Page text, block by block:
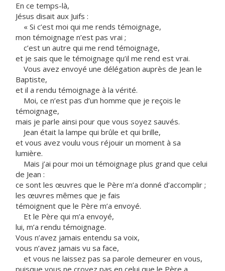
En ce temps-là,
Jésus disait aux Juifs :
« Si c’est moi qui me rends témoignage,
mon témoignage n’est pas vrai ;
c’est un autre qui me rend témoignage,
et je sais que le témoignage qu’il me rend est vrai.
Vous avez envoyé une délégation auprès de Jean le
Baptiste,
et il a rendu témoignage à la vérité.
Moi, ce n’est pas d’un homme que je reçois le
témoignage,
mais je parle ainsi pour que vous soyez sauvés.
Jean était la lampe qui brûle et qui brille,
et vous avez voulu vous réjouir un moment à sa
lumière.
Mais j’ai pour moi un témoignage plus grand que celui
de Jean :
ce sont les œuvres que le Père m’a donné d’accomplir ;
les œuvres mêmes que je fais
témoignent que le Père m’a envoyé.
Et le Père qui m’a envoyé,
lui, m’a rendu témoignage.
Vous n’avez jamais entendu sa voix,
vous n’avez jamais vu sa face,
et vous ne laissez pas sa parole demeurer en vous,
puisque vous ne croyez pas en celui que le Père a